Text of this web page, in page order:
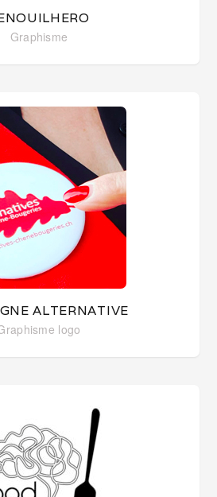
Graphisme
ALTERNATIVE
logo